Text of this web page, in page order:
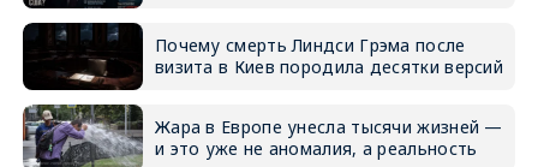
Почему смерть Линдси Грэма после
визита в Киев породила десятки версий
Жара в Европе унесла тысячи жизней —
и это уже не аномалия, а реальность